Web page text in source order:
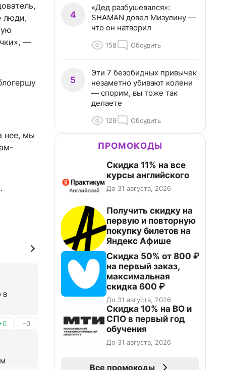
люди,
—
нее, мы
.
в
–0
4
«Дед разбушевался»:
SHAMAN довел Мизулину —
что он натворил
158 Обсудить
5
Эти 7 безобидных привычек
незаметно убивают колени
— спорим, вы тоже так
делаете
129 Обсудить
ПРОМОКОДЫ
Скидка 11% на все
курсы английского
До 31 августа, 2026
Получить скидку на
первую и повторную
покупку билетов на
Яндекс Афише
Скидка 50% от 800 ₽
на первый заказ,
максимальная
скидка 600 ₽
До 31 августа, 2026
Скидка 10% на ВО и
СПО в первый год
обучения
До 31 августа, 2026
Все промокоды